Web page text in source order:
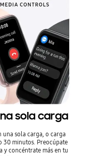
sola carga
una sola carga, o carga
30 minutos. Preocúpate
y concéntrate más en tu